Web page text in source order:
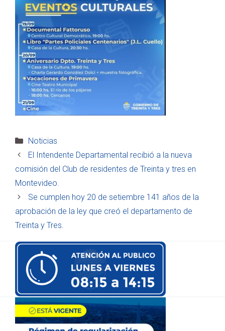
Categorías
Noticias
El Intendente Departamental recibió a la nueva
comisión del Club de residentes de Treinta y tres en
Montevideo.
Se cumplen hoy 20 de setiembre 141 años de la
aprobación de la ley que creó el departamento de
Treinta y Tres.